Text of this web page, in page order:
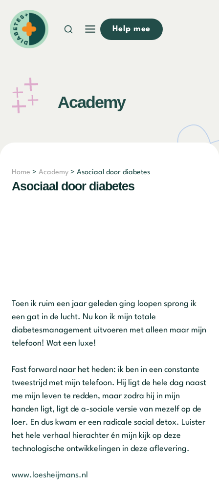
naar
inhoud
Help mee
Academy
Home > Academy > Asociaal door diabetes
Asociaal door diabetes
Toen ik ruim een jaar geleden ging loopen sprong ik
een gat in de lucht. Nu kon ik mijn totale
diabetesmanagement uitvoeren met alleen maar mijn
telefoon! Wat een luxe!
Fast forward naar het heden: ik ben in een constante
tweestrijd met mijn telefoon. Hij ligt de hele dag naast
me mijn leven te redden, maar zodra hij in mijn
handen ligt, ligt de a-sociale versie van mezelf op de
loer. En dus kwam er een radicale social detox. Luister
het hele verhaal hierachter én mijn kijk op deze
technologische ontwikkelingen in deze aflevering.
www.loesheijmans.nl